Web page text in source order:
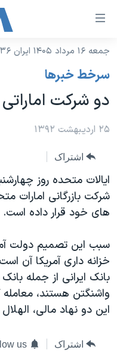
لینکهای
دسترسی
جهش
محتوای
جهش
اصلی
جهش
به
نسخه سبک وب‌سایت
موضوع ها
ایران
آمریکا
ورزشی
گزیده‌ها
ویدیوها
فرهنگ و زندگی
حقوق شهروندی
علم و فناوری
برنامه های تلویزیونی
جدول برنامه ها
صفحه‌های ویژه
جام جهانی ۲۰۲۶
عملیات خشم حماسی
بایگانی برنامه‌های تلویزیونی
مستندها
انتخابات ریاست جمهوری آمریکا
رمز مهسا
فرکانس‌های صدای
پخش رادیویی
یادگیری زبان انگلیسی
دنبال کنید
جمعه ۱۶ مرداد ۱۴۰۵ ایران ۲۲:۳۶
سرخط خبرها
دو شرکت
۲۵ اردیبهشت ۱۳۹۲
اشتراک
ایالات متحده روز
شرکت بازرگانی امارات
های خود قرار داده است.
سبب این تصمیم دولت
خزانه داری آمریکا آن
بانک ایرانی از جمله
واشنگتن هستند، معامله
این دو نهاد مالی، الهلال
اشتراک us